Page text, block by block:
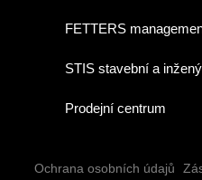
FETTERS
STIS stavební a
Prodejní centrum
Ochrana osobních údajů